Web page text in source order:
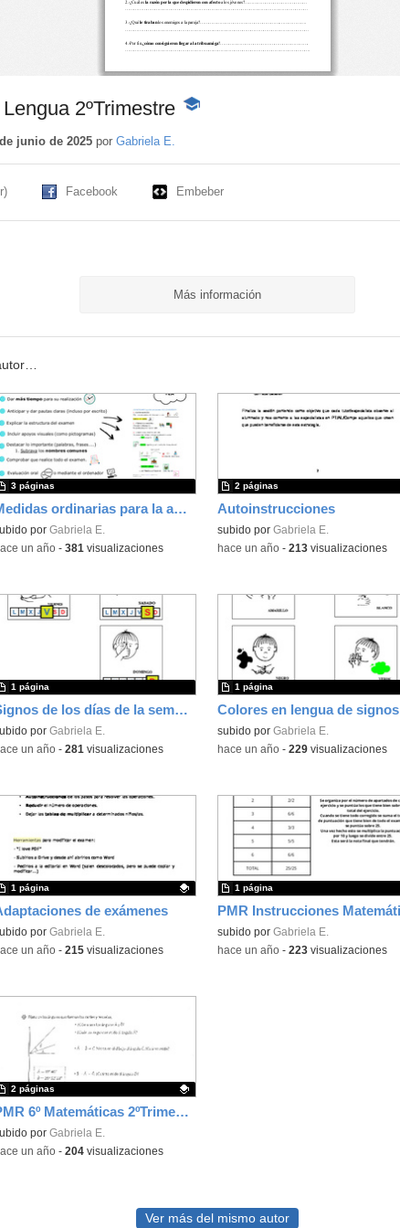
2ºTrimestre -
junio de 2025por Gabriela E.
Facebook Embeber
Más información
Medidas ordinarias para la adaptación de exámenes
por Gabriela E.
3 páginas
un año- 381 visualizaciones
Autoinstrucciones
subido por Gabriela E.
2 páginas
-hace un año- 213visualizaciones
Signos de los días de la semana
por Gabriela E.
1 página
un año- 281 visualizaciones
Colores en lengua de signos
subido por Gabriela E.
1 página
-hace un año- 229visualizaciones
de exámenes
educativo.
por Gabriela E.
1 página
un año- 215visualizaciones
Contenido educativo.
subido por Gabriela E.
1 página
-hace un año- 223visualizaciones
PMR 6º Matemáticas 2ºTrimestre
educativo.
por Gabriela E.
2 páginas
un año- 204visualizaciones
Ver más del mismo autor